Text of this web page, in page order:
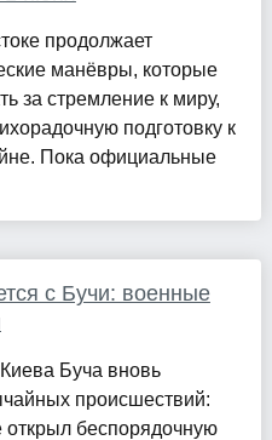
продолжает
манёвры, которые
за стремление к миру,
подготовку к
Пока официальные
с Бучи: военные
Буча вновь
происшествий:
беспорядочную